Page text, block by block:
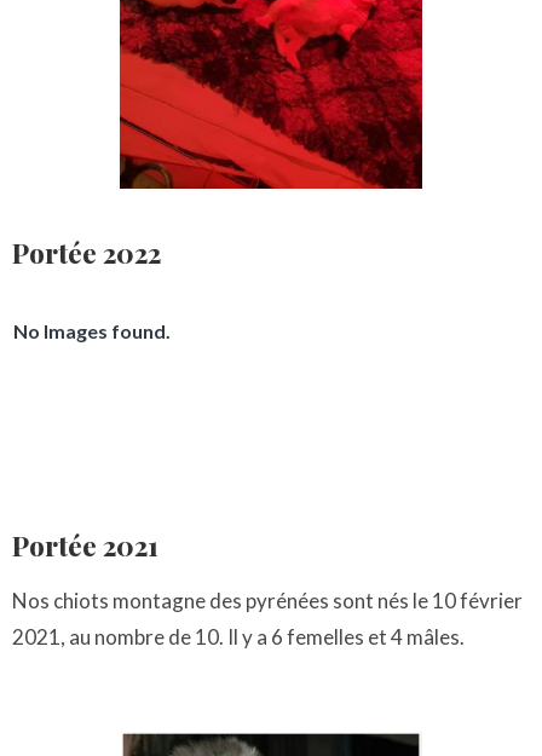
Portée 2022
No Images found.
Portée 2021
Nos chiots montagne des pyrénées sont nés le 10 février
2021, au nombre de 10. Il y a 6 femelles et 4 mâles.